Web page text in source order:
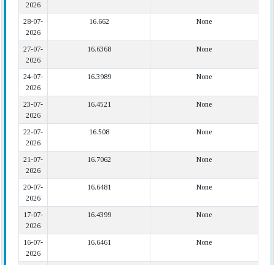
2026
28-07-
2026
16.662 None
27-07-
2026
16.6368 None
24-07-
2026
16.3989 None
23-07-
2026
16.4521 None
22-07-
2026
16.508 None
21-07-
2026
16.7062 None
20-07-
2026
16.6481 None
17-07-
2026
16.4399 None
16-07-
2026
16.6461 None